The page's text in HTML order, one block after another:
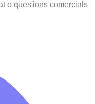
o qüestions comercials